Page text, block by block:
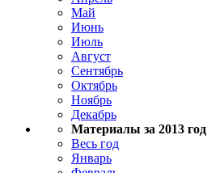
Май
Июнь
Июль
Август
Сентябрь
Октябрь
Ноябрь
Декабрь
Материалы за 2013 год
Весь год
Январь